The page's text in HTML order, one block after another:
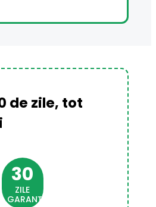
30
ZILE
GARANȚIE
de zile, tot